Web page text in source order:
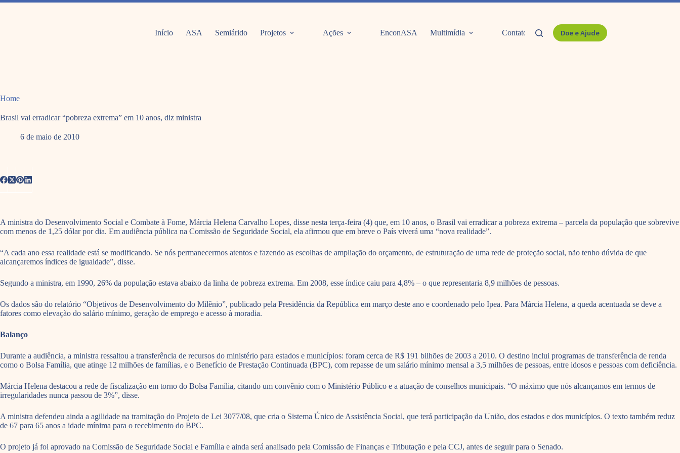
Pular
Início ASA Semiárido Projetos Ações EnconASA Multimídia Contato Doe e Ajude
Home
Brasil vai erradicar “pobreza extrema” em 10 anos, diz ministra
6 de maio de 2010
A ministra do Desenvolvimento Social e Combate à Fome, Márcia Helena Carvalho Lopes, disse nesta terça-feira (4) que, em 10 anos, o Brasil vai erradicar a pobreza extrema – parcela da população que sobrevive
com menos de 1,25 dólar por dia. Em audiência pública na Comissão de Seguridade Social, ela afirmou que em breve o País viverá uma “nova realidade”.
“A cada ano essa realidade está se modificando. Se nós permanecermos atentos e fazendo as escolhas de ampliação do orçamento, de estruturação de uma rede de proteção social, não tenho dúvida de que
alcançaremos índices de igualdade”, disse.
Segundo a ministra, em 1990, 26% da população estava abaixo da linha de pobreza extrema. Em 2008, esse índice caiu para 4,8% – o que representaria 8,9 milhões de pessoas.
Os dados são do relatório “Objetivos de Desenvolvimento do Milênio”, publicado pela Presidência da República em março deste ano e coordenado pelo Ipea. Para Márcia Helena, a queda acentuada se deve a
fatores como elevação do salário mínimo, geração de emprego e acesso à moradia.
Balanço
Durante a audiência, a ministra ressaltou a transferência de recursos do ministério para estados e municípios: foram cerca de R$ 191 bilhões de 2003 a 2010. O destino inclui programas de transferência de renda
como o Bolsa Família, que atinge 12 milhões de famílias, e o Benefício de Prestação Continuada (BPC), com repasse de um salário mínimo mensal a 3,5 milhões de pessoas, entre idosos e pessoas com deficiência.
Márcia Helena destacou a rede de fiscalização em torno do Bolsa Família, citando um convênio com o Ministério Público e a atuação de conselhos municipais. “O máximo que nós alcançamos em termos de
irregularidades nunca passou de 3%”, disse.
A ministra defendeu ainda a agilidade na tramitação do Projeto de Lei 3077/08, que cria o Sistema Único de Assistência Social, que terá participação da União, dos estados e dos municípios. O texto também reduz
de 67 para 65 anos a idade mínima para o recebimento do BPC.
O projeto já foi aprovado na Comissão de Seguridade Social e Família e ainda será analisado pela Comissão de Finanças e Tributação e pela CCJ, antes de seguir para o Senado.